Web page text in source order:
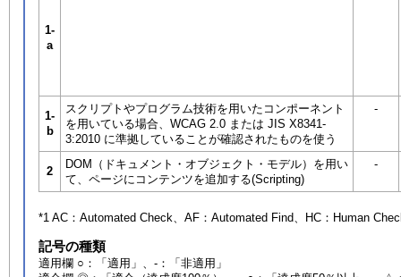
1-
a
1-
b
スクリプトやプログラム技術を用いたコンポーネント
を用いている場合、WCAG 2.0 または JIS X8341-
3:2010 に準拠していることが確認されたものを使う
-
2
DOM（ドキュメント・オブジェクト・モデル）を用い
て、ページにコンテンツを追加する(Scripting)
-
*1 AC： Automated Check、AF： Automated Find、HC： Human
記号の種類
適用欄 ○：「適用」、-：「非適用」